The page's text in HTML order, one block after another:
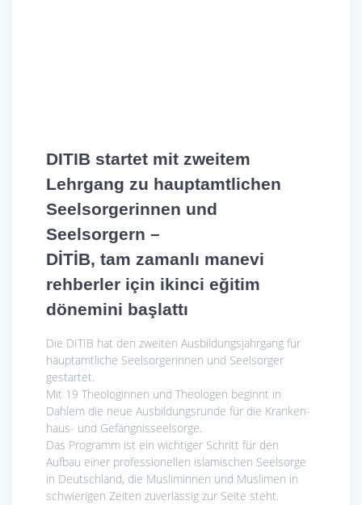
DITIB startet mit zweitem
Lehrgang zu hauptamtlichen
Seelsorgerinnen und
Seelsorgern –
DİTİB, tam zamanlı manevi
rehberler için ikinci eğitim
dönemini başlattı
Die DITIB hat den zweiten Ausbildungsjahrgang für
hauptamtliche Seelsorgerinnen und Seelsorger
gestartet.
Mit 19 Theologinnen und Theologen beginnt in
Dahlem die neue Ausbildungsrunde für die Kranken­
haus- und Gefängnisseelsorge.
Das Programm ist ein wichtiger Schritt für den
Aufbau einer professionellen islamischen Seelsorge
in Deutschland, die Musliminnen und Muslimen in
schwierigen Zeiten zuverlässig zur Seite steht.